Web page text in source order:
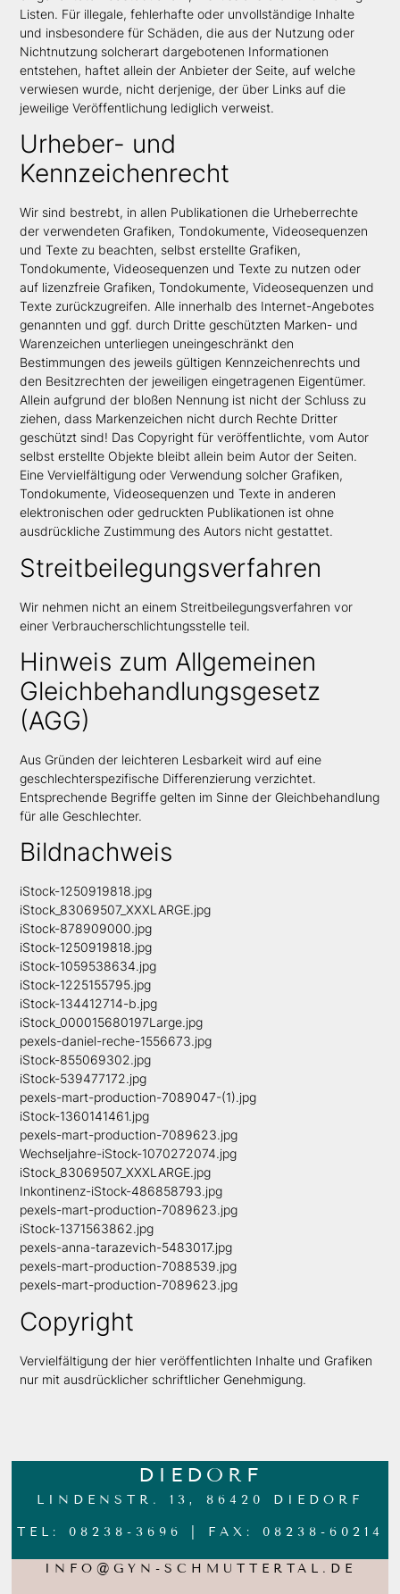
Listen. Für illegale, fehlerhafte oder unvollständige Inhalte
und insbesondere für Schäden, die aus der Nutzung oder
Nichtnutzung solcherart dargebotenen Informationen
entstehen, haftet allein der Anbieter der Seite, auf welche
verwiesen wurde, nicht derjenige, der über Links auf die
jeweilige Veröffentlichung lediglich verweist.
Urheber- und
Kennzeichenrecht
Wir sind bestrebt, in allen Publikationen die Urheberrechte
der verwendeten Grafiken, Tondokumente, Videosequenzen
und Texte zu beachten, selbst erstellte Grafiken,
Tondokumente, Videosequenzen und Texte zu nutzen oder
auf lizenzfreie Grafiken, Tondokumente, Videosequenzen und
Texte zurückzugreifen. Alle innerhalb des Internet-Angebotes
genannten und ggf. durch Dritte geschützten Marken- und
Warenzeichen unterliegen uneingeschränkt den
Bestimmungen des jeweils gültigen Kennzeichenrechts und
den Besitzrechten der jeweiligen eingetragenen Eigentümer.
Allein aufgrund der bloßen Nennung ist nicht der Schluss zu
ziehen, dass Markenzeichen nicht durch Rechte Dritter
geschützt sind! Das Copyright für veröffentlichte, vom Autor
selbst erstellte Objekte bleibt allein beim Autor der Seiten.
Eine Vervielfältigung oder Verwendung solcher Grafiken,
Tondokumente, Videosequenzen und Texte in anderen
elektronischen oder gedruckten Publikationen ist ohne
ausdrückliche Zustimmung des Autors nicht gestattet.
Streitbeilegungsverfahren
Wir nehmen nicht an einem Streitbeilegungsverfahren vor
einer Verbraucherschlichtungsstelle teil.
Hinweis zum Allgemeinen
Gleichbehandlungsgesetz
(AGG)
Aus Gründen der leichteren Lesbarkeit wird auf eine
geschlechterspezifische Differenzierung verzichtet.
Entsprechende Begriffe gelten im Sinne der Gleichbehandlung
für alle Geschlechter.
Bildnachweis
iStock-1250919818.jpg
iStock_83069507_XXXLARGE.jpg
iStock-878909000.jpg
iStock-1250919818.jpg
iStock-1059538634.jpg
iStock-1225155795.jpg
iStock-134412714-b.jpg
iStock_000015680197Large.jpg
pexels-daniel-reche-1556673.jpg
iStock-855069302.jpg
iStock-539477172.jpg
pexels-mart-production-7089047-(1).jpg
iStock-1360141461.jpg
pexels-mart-production-7089623.jpg
Wechseljahre-iStock-1070272074.jpg
iStock_83069507_XXXLARGE.jpg
Inkontinenz-iStock-486858793.jpg
pexels-mart-production-7089623.jpg
iStock-1371563862.jpg
pexels-anna-tarazevich-5483017.jpg
pexels-mart-production-7088539.jpg
pexels-mart-production-7089623.jpg
Copyright
Vervielfältigung der hier veröffentlichten Inhalte und Grafiken
nur mit ausdrücklicher schriftlicher Genehmigung.
DIEDORF
LINDENSTR. 13, 86420 DIEDORF
TEL: 08238-3696 | FAX: 08238-60214
INFO@GYN-SCHMUTTERTAL.DE